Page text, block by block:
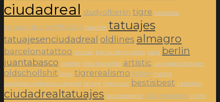
ciudadreal studyofberlin tigre traptattoo
tattooersberlin671346146 inkedlife tatuajes
tatuajesenciudadreal oldlines almagro
barcelonatattoo tattooer blackandgreytattoo parla berlin
juantabasco valdepe oldschooltattoo artistic juantabascotattooer
oldschollshit inkig tigrerealismo follow madrid
juantabascotattooerciudadreal tatuaje trapmusic bestisbest tradtattoo
ciudadrealtatuajes tattooersberlin blackworkers inklife